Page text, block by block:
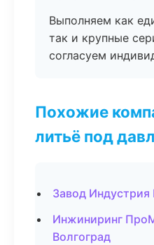
Выполняем как
так и крупные
согласуем
Похожие
литьё под
Завод
Инжиниринг
Волгоград